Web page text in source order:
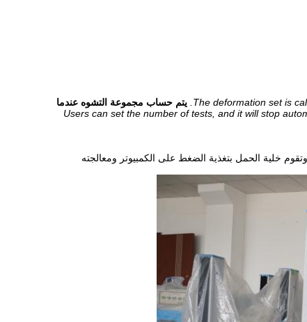
The deformation set is يتم حساب مجموعة التشوه عندما
Users can set the number of tests, and it will stop
خلية الحمل بتغذية الضغط على الكمبيوتر ومعالجته